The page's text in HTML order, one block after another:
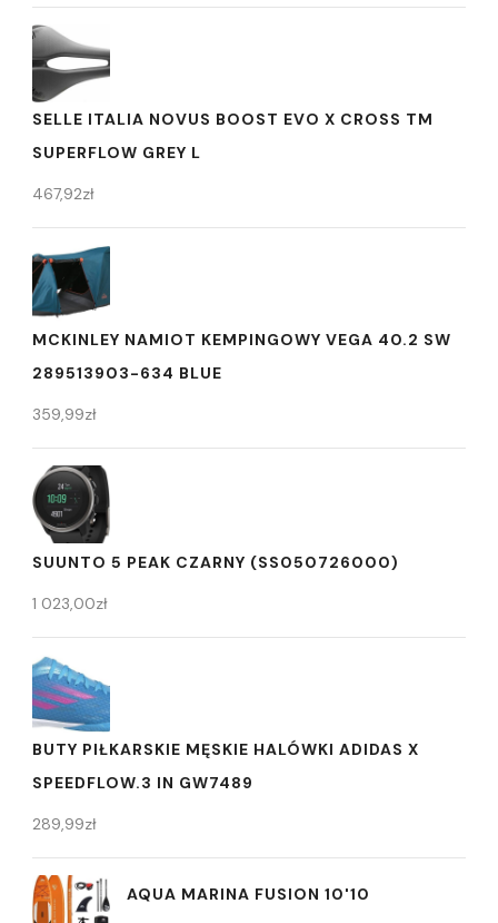
SELLE ITALIA NOVUS BOOST EVO X CROSS TM
SUPERFLOW GREY L
467,92zł
MCKINLEY NAMIOT KEMPINGOWY VEGA 40.2 SW
289513903-634 BLUE
359,99zł
SUUNTO 5 PEAK CZARNY (SS050726000)
1 023,00zł
BUTY PIŁKARSKIE MĘSKIE HALÓWKI ADIDAS X
SPEEDFLOW.3 IN GW7489
289,99zł
AQUA MARINA FUSION 10'10